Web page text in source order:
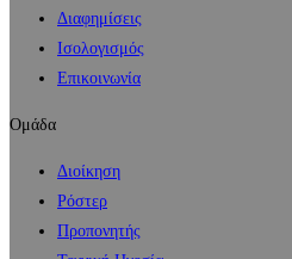
Διαφημίσεις
Ισολογισμός
Επικοινωνία
Ομάδα
Διοίκηση
Ρόστερ
Προπονητής